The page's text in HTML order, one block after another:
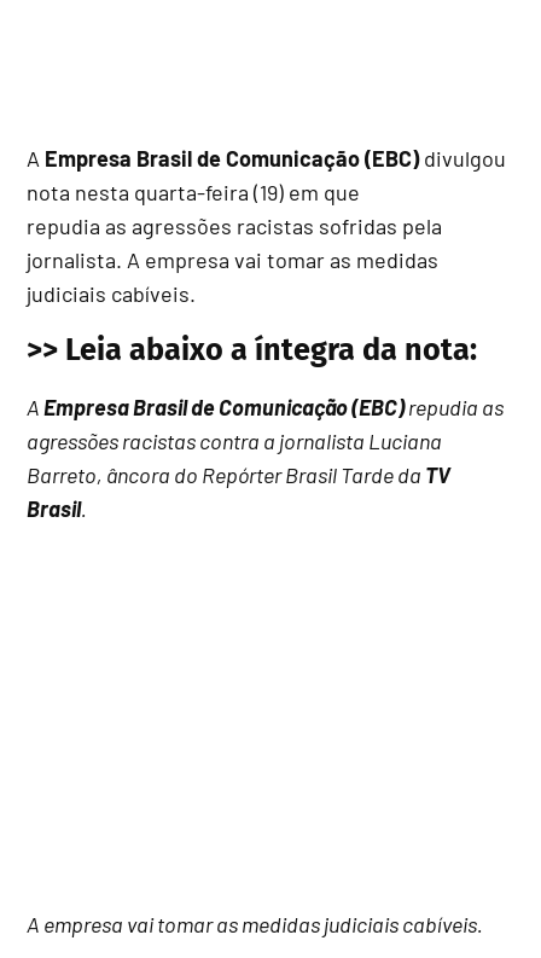
A Empresa Brasil de Comunicação (EBC)divulgou
nota nesta quarta-feira (19) em que
repudia as agressões racistas sofridas pela
jornalista. A empresa vai tomar as medidas
judiciais cabíveis.
>> Leia abaixo a íntegra da nota:
AEmpresa Brasil de Comunicação (EBC)repudia as
agressões racistas contra a jornalista Luciana
Barreto, âncora do Repórter Brasil Tarde da TV
Brasil.
A empresa vai tomar as medidas judiciais cabíveis.